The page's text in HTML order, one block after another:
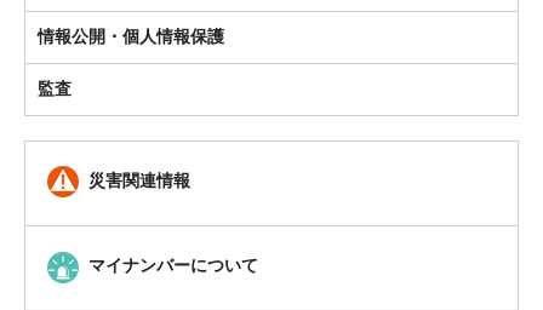
情報公開・個人情報保護
監査
災害関連情報
マイナンバーについて